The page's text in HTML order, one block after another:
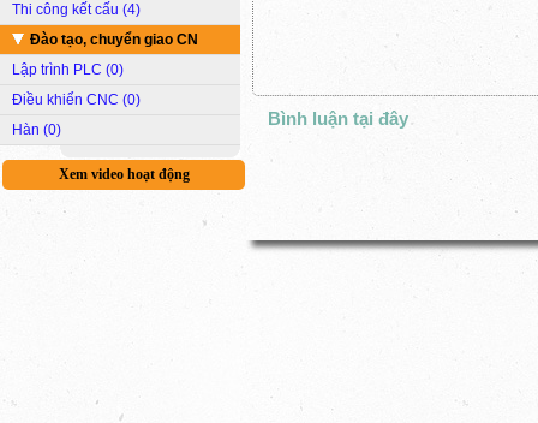
Thi công kết cấu (4)
Đào tạo, chuyển giao CN
Lập trình PLC (0)
Điều khiển CNC (0)
Hàn (0)
Xem video hoạt động
Bình luận tại đây